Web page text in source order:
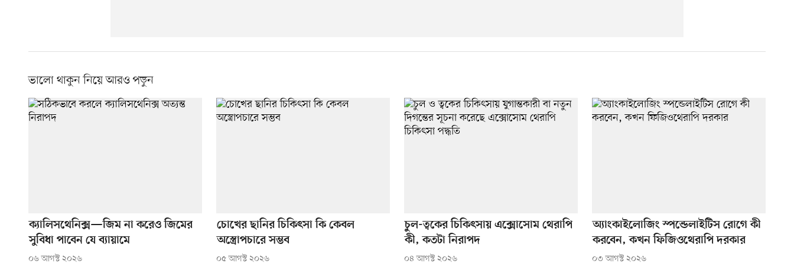
ভালো থাকুন নিয়ে আরও পড়ুন
ক্যালিসথেনিক্স—জিম না করেও জিমের
সুবিধা পাবেন যে ব্যায়ামে
০৬ আগস্ট ২০২৬
চোখের ছানির চিকিৎসা কি কেবল
অস্ত্রোপচারে সম্ভব
০৫ আগস্ট ২০২৬
চুল-ত্বকের চিকিৎসায় এক্সোসোম থেরাপি
কী, কতটা নিরাপদ
০৪ আগস্ট ২০২৬
অ্যাংকাইলোজিং স্পন্ডেলাইটিস রোগে কী
করবেন, কখন ফিজিওথেরাপি দরকার
০৩ আগস্ট ২০২৬